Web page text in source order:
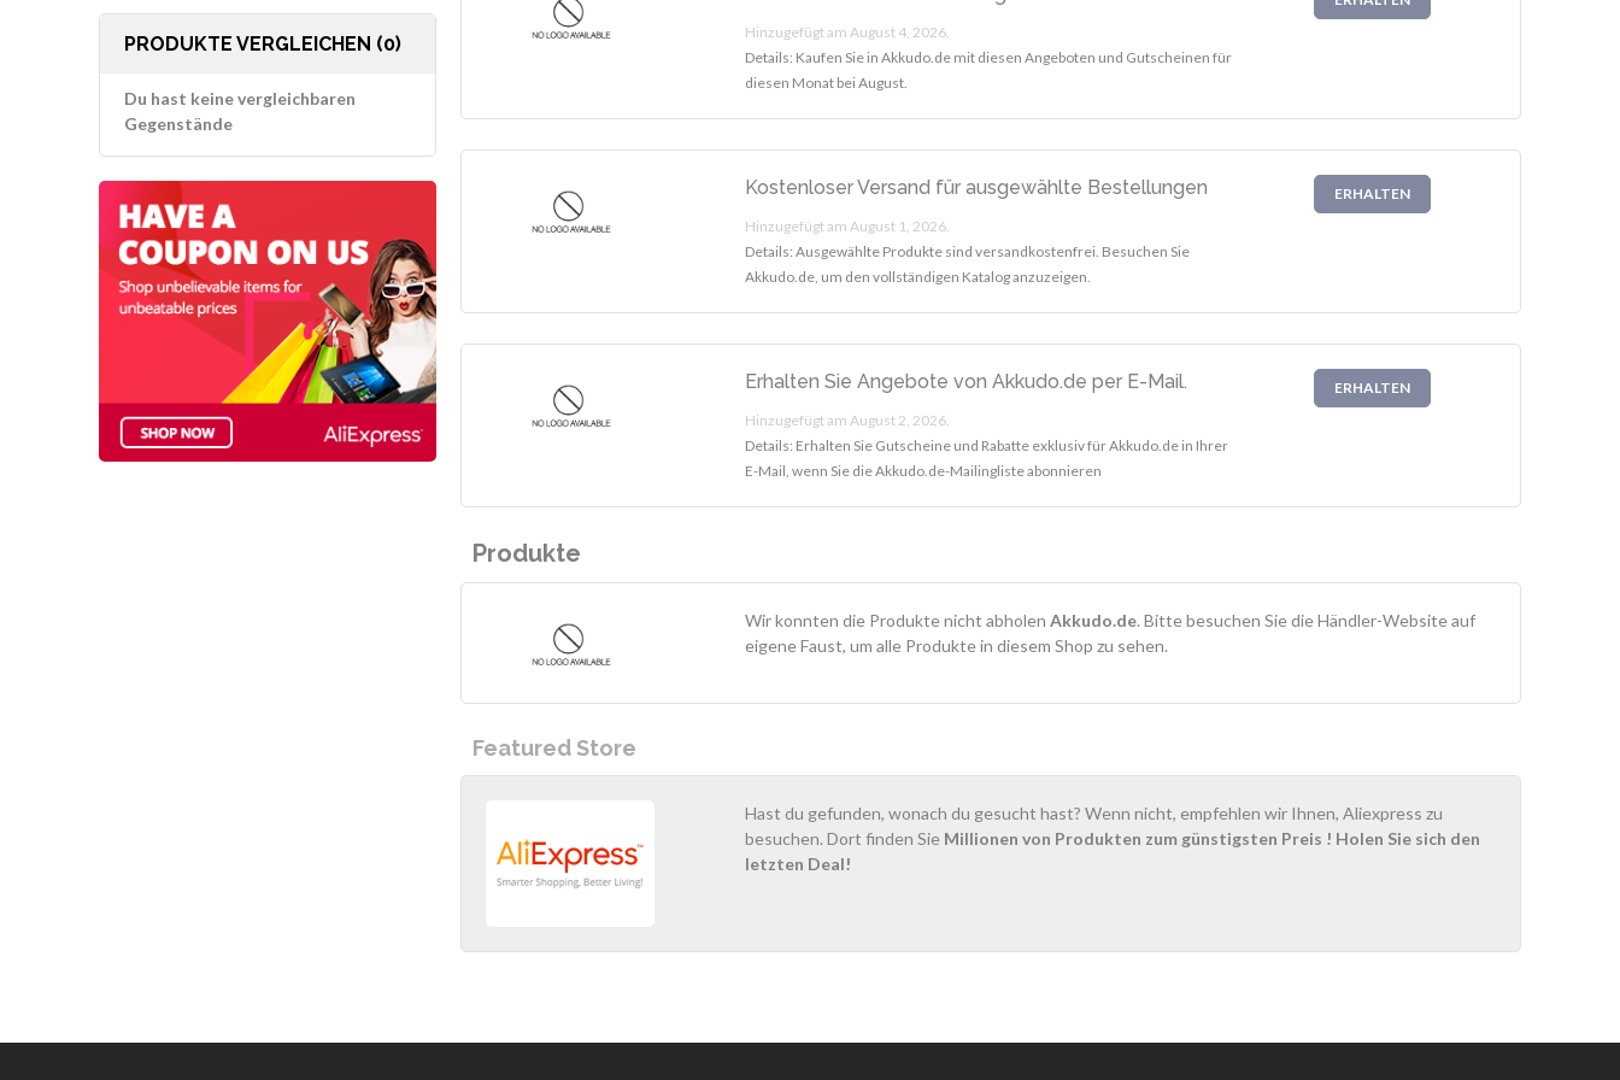
Hinzugefügt am August 4, 2026.
Details: Kaufen Sie in Akkudo.de mit diesen Angeboten und Gutscheinen für
diesen Monat bei August.
Kostenloser Versand für ausgewählte Bestellungen
Hinzugefügt am August 1, 2026.
Details: Ausgewählte Produkte sind versandkostenfrei. Besuchen Sie
Akkudo.de, um den vollständigen Katalog anzuzeigen.
ERHALTEN
Erhalten Sie Angebote von Akkudo.de per E-Mail.
Hinzugefügt am August 2, 2026.
Details: Erhalten Sie Gutscheine und Rabatte exklusiv für Akkudo.de in Ihrer
E-Mail, wenn Sie die Akkudo.de-Mailingliste abonnieren
ERHALTEN
Produkte
Wir konnten die Produkte nicht abholen Akkudo.de. Bitte besuchen Sie die Händler-Website auf
eigene Faust, um alle Produkte in diesem Shop zu sehen.
Featured Store
Hast du gefunden, wonach du gesucht hast? Wenn nicht, empfehlen wir Ihnen, Aliexpress zu
besuchen. Dort finden Sie Millionen von Produkten zum günstigsten Preis ! Holen Sie sich den
letzten Deal!
PRODUKTE VERGLEICHEN (0)
Du hast keine vergleichbaren
Gegenstände